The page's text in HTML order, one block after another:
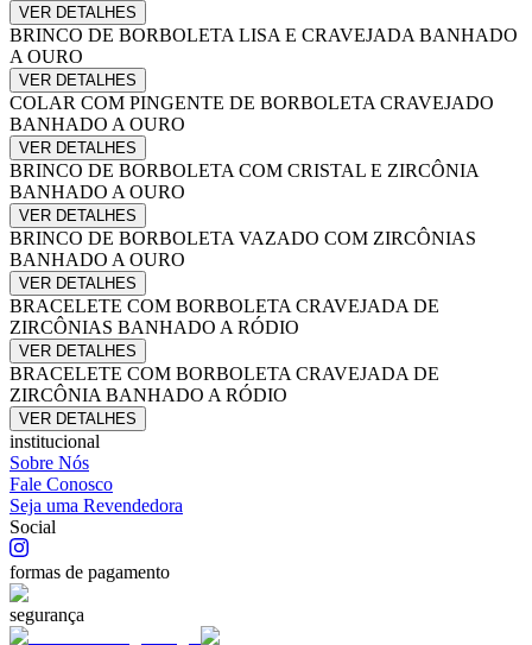
VER DETALHES
BRINCO DE BORBOLETA LISA E CRAVEJADA BANHADO
A OURO
VER DETALHES
COLAR COM PINGENTE DE BORBOLETA CRAVEJADO
BANHADO A OURO
VER DETALHES
BRINCO DE BORBOLETA COM CRISTAL E ZIRCÔNIA
BANHADO A OURO
VER DETALHES
BRINCO DE BORBOLETA VAZADO COM ZIRCÔNIAS
BANHADO A OURO
VER DETALHES
BRACELETE COM BORBOLETA CRAVEJADA DE
ZIRCÔNIAS BANHADO A RÓDIO
VER DETALHES
BRACELETE COM BORBOLETA CRAVEJADA DE
ZIRCÔNIA BANHADO A RÓDIO
VER DETALHES
institucional
Sobre Nós
Fale Conosco
Seja uma Revendedora
Social
formas de pagamento
segurança